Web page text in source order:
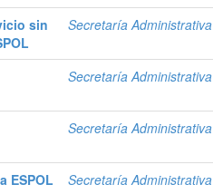
sin
Secretaría Administrativa
Secretaría Administrativa
Secretaría Administrativa
ESPOL Secretaría Administrativa